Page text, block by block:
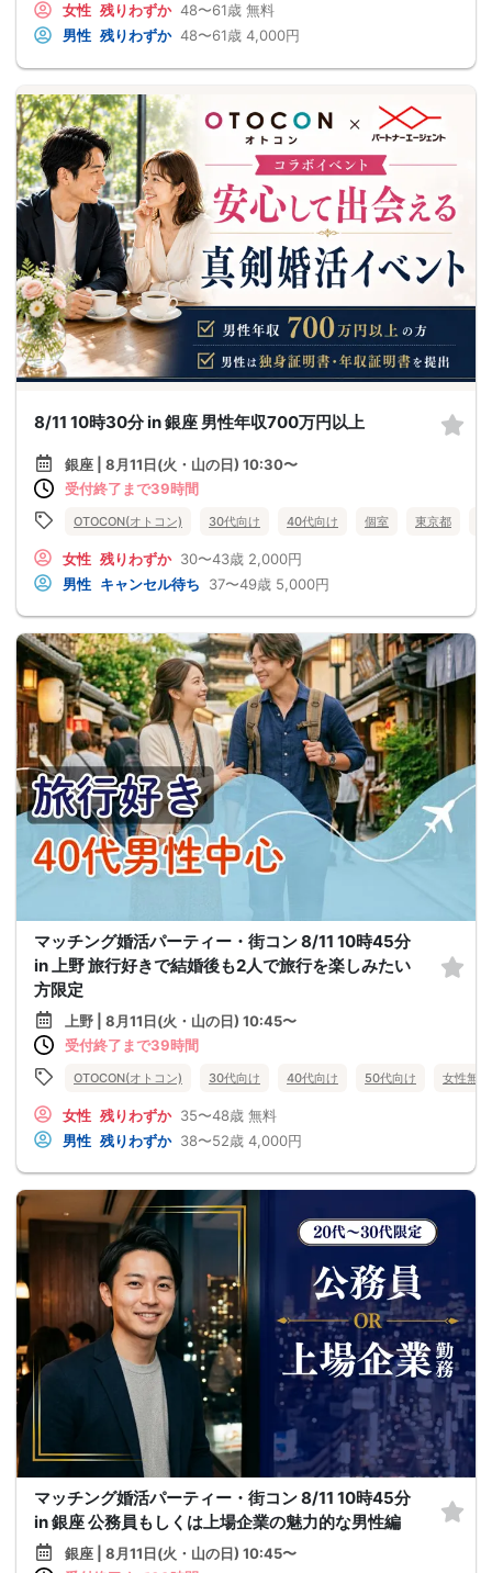
女性 残りわずか 48〜61歳 無料
男性 残りわずか 48〜61歳 4,000円
8/11 10時30分 in 銀座 男性年収700万円以上
銀座 | 8月11日(火・山の日) 10:30〜
受付終了まで39時間
OTOCON(オトコン) 30代向け 40代向け 個室 東京都
女性 残りわずか 30〜43歳 2,000円
男性 キャンセル待ち 37〜49歳 5,000円
マッチング婚活パーティー・街コン 8/11 10時45分
in 上野 旅行好きで結婚後も2人で旅行を楽しみたい
方限定
上野 | 8月11日(火・山の日) 10:45〜
受付終了まで39時間
OTOCON(オトコン) 30代向け 40代向け 50代向け 女性無料
女性 残りわずか 35〜48歳 無料
男性 残りわずか 38〜52歳 4,000円
マッチング婚活パーティー・街コン 8/11 10時45分
in 銀座 公務員もしくは上場企業の魅力的な男性編
銀座 | 8月11日(火・山の日) 10:45〜